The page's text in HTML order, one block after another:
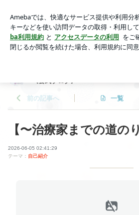
c〜 《公式ブログ》
アプリをダウンロードして ブログの更新通
ょう。
《公式ブログ》
前の記事へ 一覧
【〜治療家までの道の
2026-06-05 02:41:29
テーマ： 自己紹介